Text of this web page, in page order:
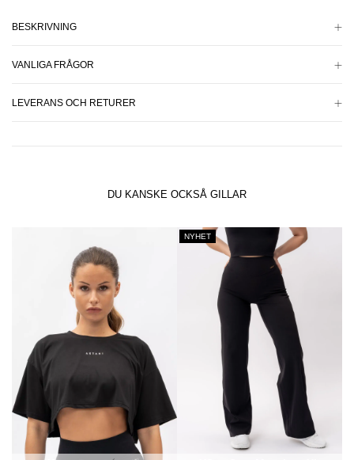
BESKRIVNING
VANLIGA FRÅGOR
LEVERANS OCH RETURER
DU KANSKE OCKSÅ GILLAR
NYHET